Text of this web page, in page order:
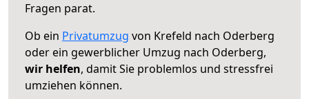
Fragen parat.
Ob ein Privatumzug von Krefeld nach Oderberg
oder ein gewerblicher Umzug nach Oderberg,
wir helfen, damit Sie problemlos und stressfrei
umziehen können.